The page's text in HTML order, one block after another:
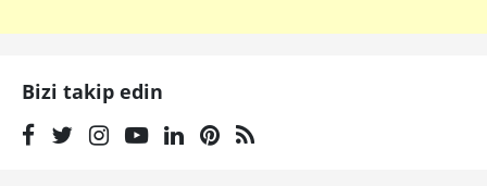
Bizi takip edin